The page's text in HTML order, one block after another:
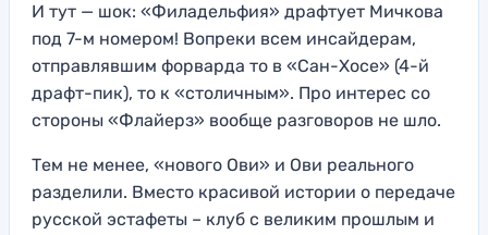
И тут — шок: «Филадельфия» драфтует Мичкова
под 7-м номером! Вопреки всем инсайдерам,
отправлявшим форварда то в «Сан-Хосе» (4-й
драфт-пик), то к «столичным». Про интерес со
стороны «Флайерз» вообще разговоров не шло.
Тем не менее, «нового Ови» и Ови реального
разделили. Вместо красивой истории о передаче
русской эстафеты – клуб с великим прошлым и